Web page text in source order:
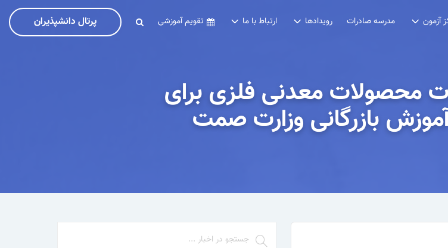
آزمون مدرسه صادرات رویدادها ارتباط با ما تقویم آموزشی پرتال دانشپذیران
محصولات معدنی فلزی برای
آموزش بازرگانی وزارت صمت